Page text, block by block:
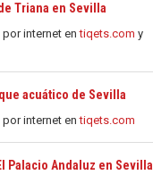
Triana en Sevilla
por internet entiqets.com y
acuático de Sevilla
por internet entiqets.com
Palacio Andaluz en Sevilla